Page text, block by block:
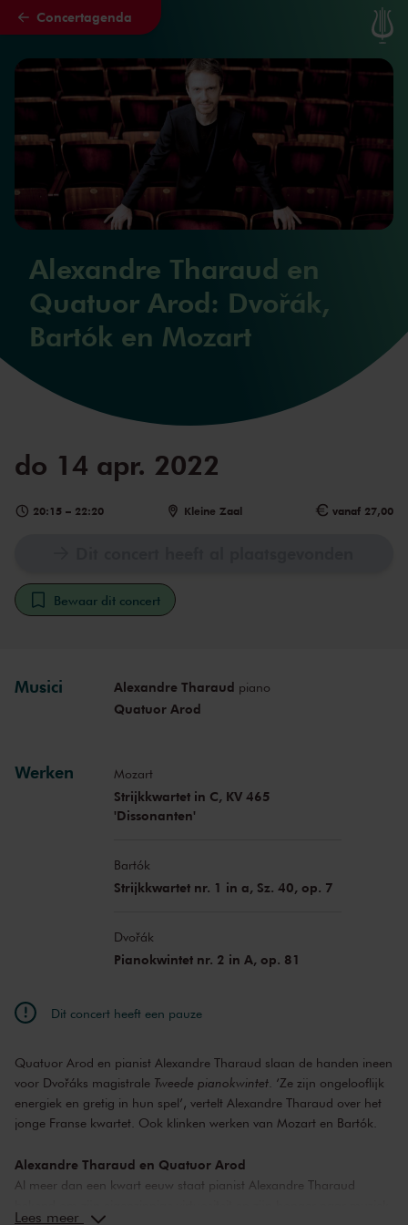
Naar hoofdcontent
Concertagenda
Alexandre Tharaud en
Quatuor Arod: Dvořák,
Bartók en Mozart
do 14 apr. 2022
20:15 – 22:20 Kleine Zaal vanaf 27,00
Bewaar dit concert
Musici Alexandre Tharaud piano
Quatuor Arod
Werken Mozart
Strijkkwartet in C, KV 465
'Dissonanten'
Bartók
Strijkkwartet nr. 1 in a, Sz. 40, op. 7
Dvořák
Pianokwintet nr. 2 in A, op. 81
Dit concert heeft een pauze
Quatuor Arod en pianist Alexandre Tharaud slaan de handen ineen
voor Dvořáks magistrale Tweede pianokwintet . ‘Ze zijn ongelooflijk
energiek en gretig in hun spel’, vertelt Alexandre Tharaud over het
jonge Franse kwartet. Ook klinken werken van Mozart en Bartók.
Alexandre Tharaud en Quatuor Arod
Al meer dan een kwart eeuw staat pianist Alexandre Tharaud
Lees meer